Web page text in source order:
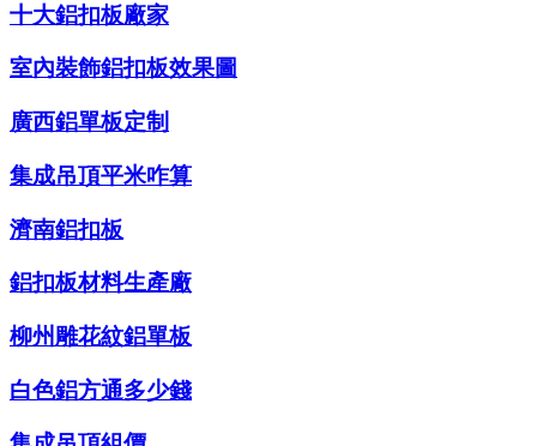
十大鋁扣板廠家
室內裝飾鋁扣板效果圖
廣西鋁單板定制
集成吊頂平米咋算
濟南鋁扣板
鋁扣板材料生產廠
柳州雕花紋鋁單板
白色鋁方通多少錢